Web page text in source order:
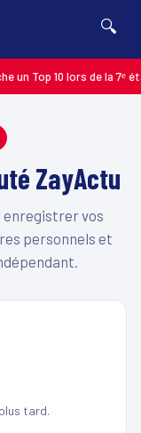
🔍
Top 10 lors de la 7ᵉ
ZayActu
enregistrer vos
personnels et
tard.